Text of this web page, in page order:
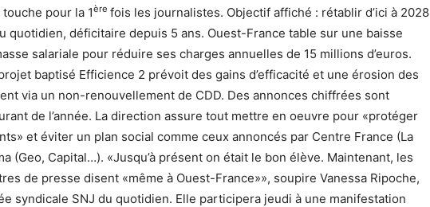
pour la 1ère fois les journalistes. Objectif affiché : rétablir d’ici à 2028
quotidien, déficitaire depuis 5 ans. Ouest-France table sur une baisse
salariale pour réduire ses charges annuelles de 15 millions d’euros.
baptisé Efficience 2 prévoit des gains d’efficacité et une érosion des
via un non-renouvellement de CDD. Des annonces chiffrées sont
de l’année. La direction assure tout mettre en oeuvre pour «protéger
et éviter un plan social comme ceux annoncés par Centre France (La
(Geo, Capital…). «Jusqu’à présent on était le bon élève. Maintenant, les
de presse disent «même à Ouest-France»», soupire Vanessa Ripoche,
syndicale SNJ du quotidien. Elle participera jeudi à une manifestation